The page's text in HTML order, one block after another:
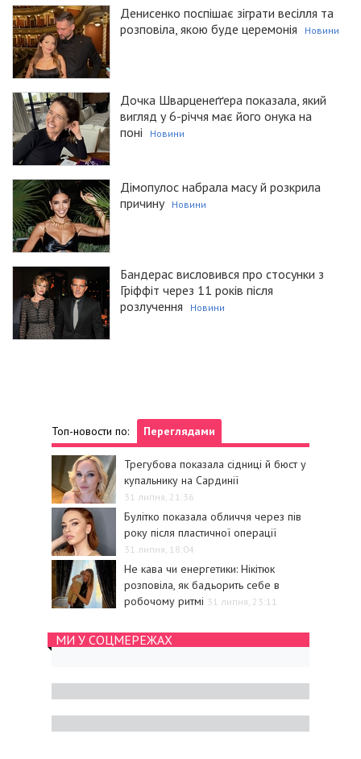
Денисенко поспішає зіграти весілля та
розповіла, якою буде церемонія
Новини
Дочка Шварценеґґера показала, який
вигляд у 6-річчя має його онука на
поні
Новини
Дімопулос набрала масу й розкрила
причину
Новини
Бандерас висловився про стосунки з
Гріффіт через 11 років після
розлучення
Новини
Топ-новости по: Переглядами
Трегубова показала сідниці й бюст у
купальнику на Сардинії
31 липня, 21:36
Булітко показала обличчя через пів
року після пластичної операції
31 липня, 18:04
Не кава чи енергетики: Нікітюк
розповіла, як бадьорить себе в
робочому ритмі 31 липня, 23:11
МИ У СОЦМЕРЕЖАХ